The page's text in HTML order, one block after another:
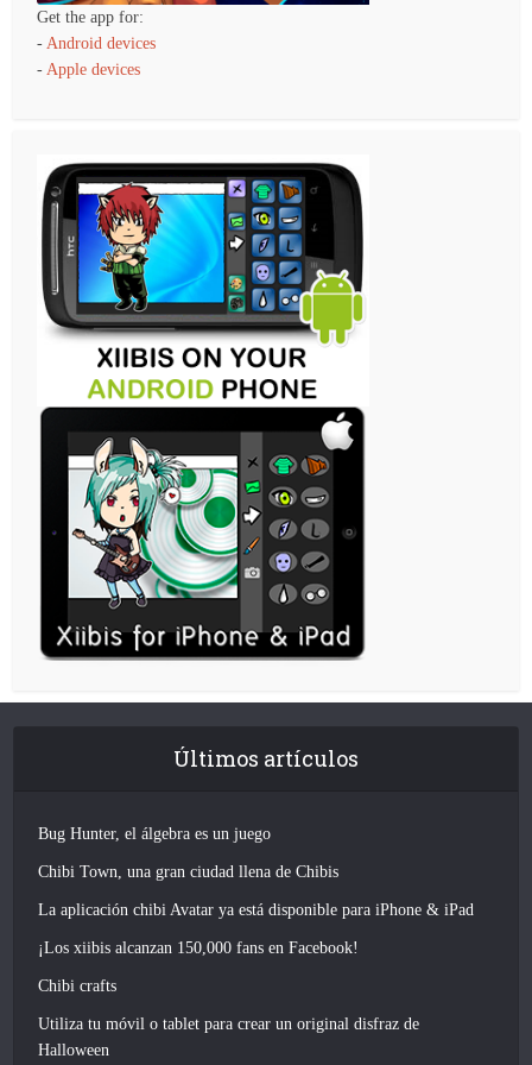
Get the app for:
- Android devices
- Apple devices
Últimos artículos
Bug Hunter, el álgebra es un juego
Chibi Town, una gran ciudad llena de Chibis
La aplicación chibi Avatar ya está disponible para iPhone & iPad
¡Los xiibis alcanzan 150,000 fans en Facebook!
Chibi crafts
Utiliza tu móvil o tablet para crear un original disfraz de
Halloween